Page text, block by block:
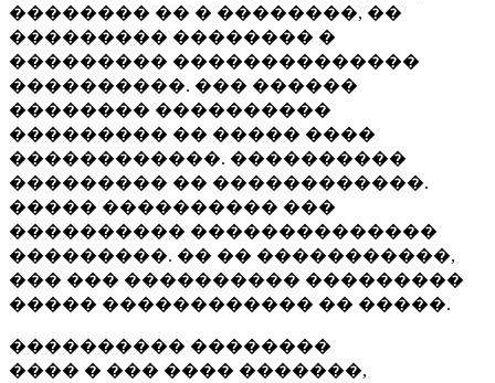
�������� �� � ��������, ��
��������� �������� �
��������� ��������������
����������. ��� ������
�������� ����������
��������� �� ����� ����
������������. ����������
��������� �� ������������.
����� ���������� ���
���������� ��������������
���������. �� �� �����������,
��� ��� ���������� ���������
����� ������������ �� �����.
���������� ��������
���� � ��� ���� �������,